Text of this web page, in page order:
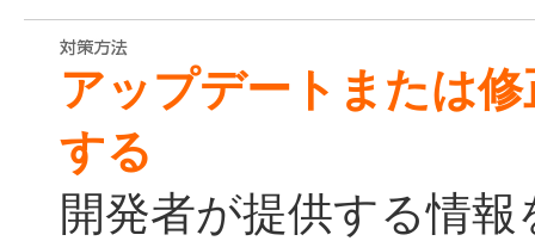
アップデートまたは
する
開発者が提供する情